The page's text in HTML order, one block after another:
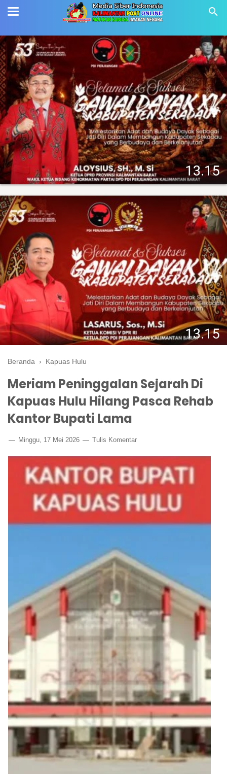
Beranda › Kapuas Hulu
Meriam Peninggalan Sejarah Di
Kapuas Hulu Hilang Pasca Rehab
Kantor Bupati Lama
Minggu, 17 Mei 2026 Tulis Komentar